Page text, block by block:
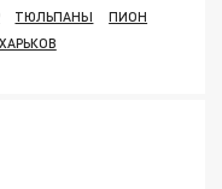
ТЮЛЬПАНЫ
ПИОН
ХАРЬКОВ